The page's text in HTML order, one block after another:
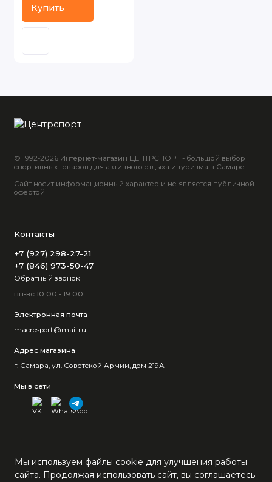
Купить
© 1992-2026 Интернет-магазин ЦЕНТРСПОРТ - большой выбор
спортивных товаров для активного отдыха и туризма в Самаре.
Сайт носит информационный характер и не является публичной
офертой
Контакты
+7 (927) 298-27-21
+7 (846) 973-50-47
Обратный звонок
пн-вс 10:00 - 19:00
Электронная почта
macrosport@mail.ru
Адрес магазина
г. Самара, ул. Советской Армии, дом 219А
Мы в сети
Мы используем файлы cookie для улучшения работы
сайта. Продолжая использовать сайт, вы соглашаетесь